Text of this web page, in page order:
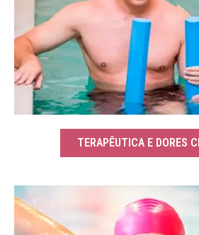
TERAPÊUTICA E DORES